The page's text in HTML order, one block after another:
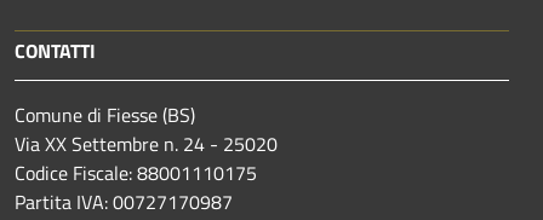
CONTATTI
Comune di Fiesse (BS)
Via XX Settembre n. 24 - 25020
Codice Fiscale: 88001110175
Partita IVA: 00727170987